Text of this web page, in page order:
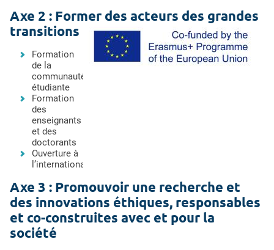
Axe 2 : Former des acteurs des grandes
transitions
Formation
de la
communauté
étudiante
Formation
des
enseignants
et des
doctorants
Ouverture à
l’international
Axe 3 : Promouvoir une recherche et
des innovations éthiques, responsables
et co-construites avec et pour la
société